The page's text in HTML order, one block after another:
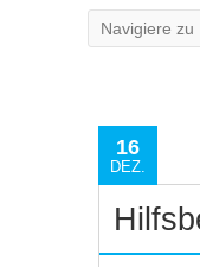
16
DEZ.